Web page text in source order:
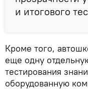
и итогового
Кроме того,
еще одну
тестирования
оборудованную